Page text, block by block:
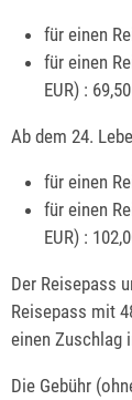
für einen
für einen
EUR) :
Ab dem 24.
für einen
für einen
EUR) :
Der Reisepass
Reisepass mit
einen Zuschlag
Die Gebühr